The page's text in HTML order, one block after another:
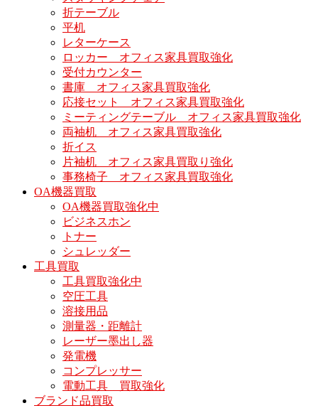
折テーブル
平机
レターケース
ロッカー オフィス家具買取強化
受付カウンター
書庫 オフィス家具買取強化
応接セット オフィス家具買取強化
ミーティングテーブル オフィス家具買取強化
両袖机 オフィス家具買取強化
折イス
片袖机 オフィス家具買取り強化
事務椅子 オフィス家具買取強化
OA機器買取
OA機器買取強化中
ビジネスホン
トナー
シュレッダー
工具買取
工具買取強化中
空圧工具
溶接用品
測量器・距離計
レーザー墨出し器
発電機
コンプレッサー
電動工具 買取強化
ブランド品買取